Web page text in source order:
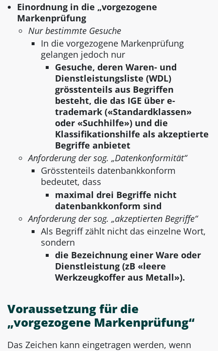
Einordnung in die „vorgezogene
Markenprüfung
Nur bestimmte Gesuche
In die vorgezogene Markenprüfung
gelangen jedoch nur
Gesuche, deren Waren- und
Dienstleistungsliste (WDL)
grösstenteils aus Begriffen
besteht, die das IGE über e-
trademark («Standardklassen»
oder «Suchhilfe») und die
Klassifikationshilfe als akzeptierte
Begriffe anbietet
Anforderung der sog. „Datenkonformität“
Grösstenteils datenbankkonform
bedeutet, dass
maximal drei Begriffe nicht
datenbankkonform sind
Anforderung der sog. „akzeptierten Begriffe“
Als Begriff zählt nicht das einzelne Wort,
sondern
die Bezeichnung einer Ware oder
Dienstleistung (zB «leere
Werkzeugkoffer aus Metall»).
Voraussetzung für die
„vorgezogene Markenprüfung“
Das Zeichen kann eingetragen werden, wenn